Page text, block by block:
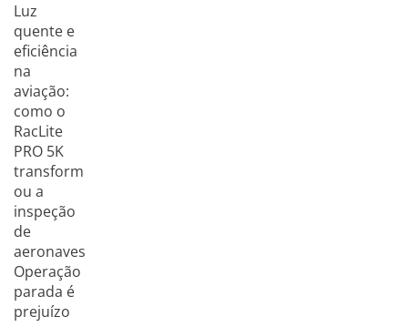
Luz
quente e
eficiência
na
aviação:
como o
RacLite
PRO 5K
transform
ou a
inspeção
de
aeronaves
Operação
parada é
prejuízo